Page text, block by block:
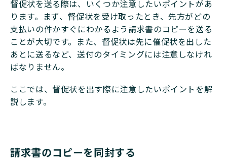
督促状を送る際は、いくつか注意したいポイントがあ
ります。まず、督促状を受け取ったとき、先方がどの
支払いの件かすぐにわかるよう請求書のコピーを送る
ことが大切です。また、督促状は先に催促状を出した
あとに送るなど、送付のタイミングには注意しなけれ
ばなりません。
ここでは、督促状を出す際に注意したいポイントを解
説します。
請求書のコピーを同封する